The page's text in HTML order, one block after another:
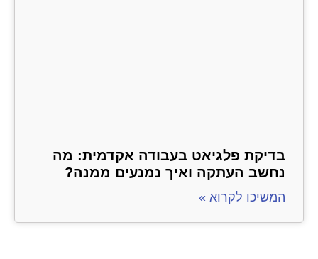
בדיקת פלגיאט בעבודה אקדמית: מה
נחשב העתקה ואיך נמנעים ממנה?
המשיכו לקרוא »